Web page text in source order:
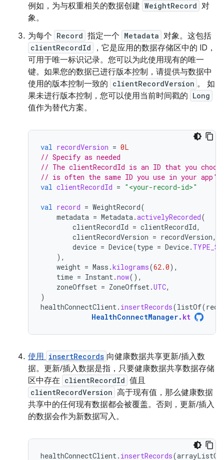
例如，为与权重相关的数据创建 WeightRecord 对
象。
为每个 Record 指定一个 Metadata 对象。这包括
clientRecordId
，它是应用的数据存储区中的 ID，
可用于唯一标识记录。您可以为此使用现有的唯一
键。如果您的数据已进行版本控制，请提供与数据中
使用的版本控制一致的 clientRecordVersion 。 如
果未进行版本控制，您可以使用当前时间戳的 Long
值作为替代方案。
val recordVersion = 0L
// Specify as needed
// The clientRecordId is an ID that you
// is often the same ID you use in your
val clientRecordId = "<your-record-id>"
val record = WeightRecord(
metadata = Metadata.activelyRecorded(
clientRecordId = clientRecordId,
clientRecordVersion = recordVersion,
device = Device(type = Device.
),
weight = Mass .kilograms(62.0),
time = Instant.now(),
zoneOffset = ZoneOffset.UTC,
)
healthConnectClient. insertRecords(listOf(
HealthConnectManager. kt
使用 insertRecords 向健康数据共享更新/插入数
据。更新/插入数据是指，只要健康数据共享数据存储
区中存在 clientRecordId 值且
clientRecordVersion 高于现有值，那么健康数据
共享中的任何现有数据都会被覆盖。否则，更新/插入
的数据会作为新数据写入。
healthConnectClient. insertRecords(arrayListOf